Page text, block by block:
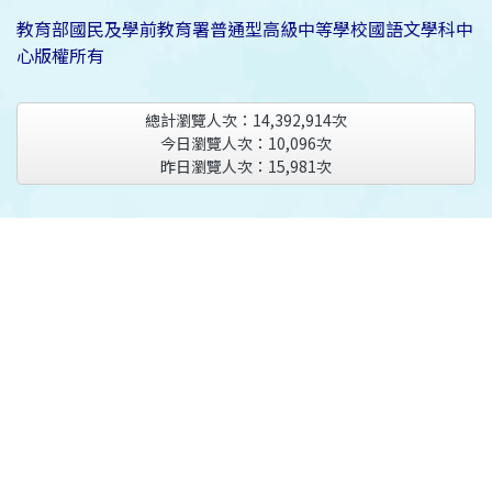
教育部國民及學前教育署普通型高級中等學校國語文學科中
心版權所有
總計瀏覽人次： 14,392,914次
今日瀏覽人次： 10,096次
昨日瀏覽人次： 15,981次